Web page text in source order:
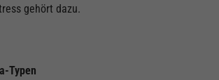
gehört dazu.
Typen